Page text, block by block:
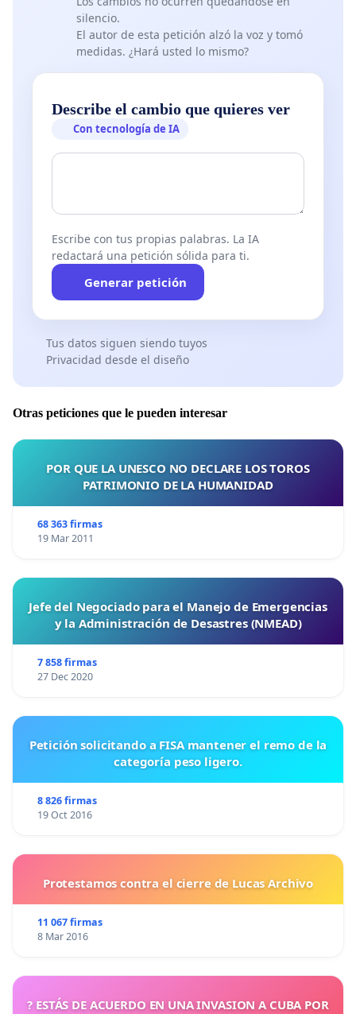
silencio.
El autor de esta petición alzó la voz y tomó
medidas. ¿Hará usted lo mismo?
Describe el cambio que quieres ver
Con tecnología de IA
Escribe con tus propias palabras. La IA
redactará una petición sólida para ti.
Generar petición
Tus datos siguen siendo tuyos
Privacidad desde el diseño
Otras peticiones que le pueden interesar
POR QUE LA UNESCO NO DECLARE LOS TOROS
PATRIMONIO DE LA HUMANIDAD
68 363 firmas
19 Mar 2011
Jefe del Negociado para el Manejo de Emergencias
y la Administración de Desastres (NMEAD)
7 858 firmas
27 Dec 2020
Petición solicitando a FISA mantener el remo de la
categoría peso ligero.
8 826 firmas
19 Oct 2016
Protestamos contra el cierre de Lucas Archivo
11 067 firmas
8 Mar 2016
? ESTÁS DE ACUERDO EN UNA INVASION A CUBA POR